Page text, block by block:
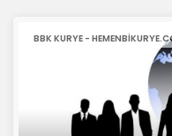
BBK KURYE -